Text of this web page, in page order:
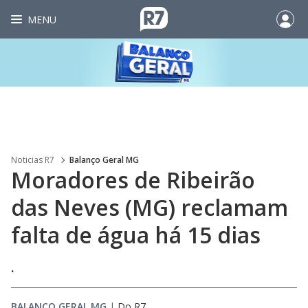
MENU
Noticias R7 Balanço Geral MG
Moradores de Ribeirão
das Neves (MG) reclamam
falta de água há 15 dias
.